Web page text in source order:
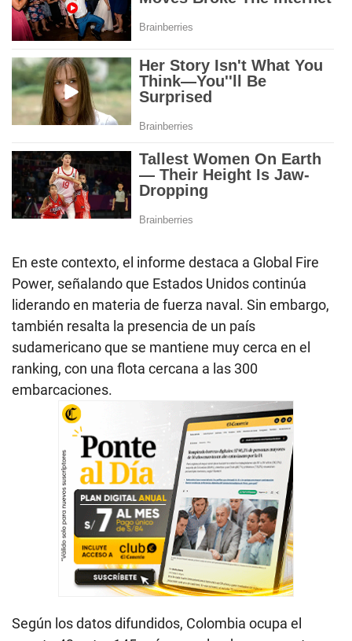
En este contexto, el informe destaca a Global Fire
Power, señalando que Estados Unidos continúa
liderando en materia de fuerza naval. Sin embargo,
también resalta la presencia de un país
sudamericano que se mantiene muy cerca en el
ranking, con una flota cercana a las 300
embarcaciones.
Según los datos difundidos, Colombia ocupa el